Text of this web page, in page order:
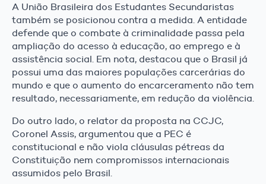
A União Brasileira dos Estudantes Secundaristas
também se posicionou contra a medida. A entidade
defende que o combate à criminalidade passa pela
ampliação do acesso à educação, ao emprego e à
assistência social. Em nota, destacou que o Brasil já
possui uma das maiores populações carcerárias do
mundo e que o aumento do encarceramento não tem
resultado, necessariamente, em redução da violência.
Do outro lado, o relator da proposta na CCJC,
Coronel Assis, argumentou que a PEC é
constitucional e não viola cláusulas pétreas da
Constituição nem compromissos internacionais
assumidos pelo Brasil.